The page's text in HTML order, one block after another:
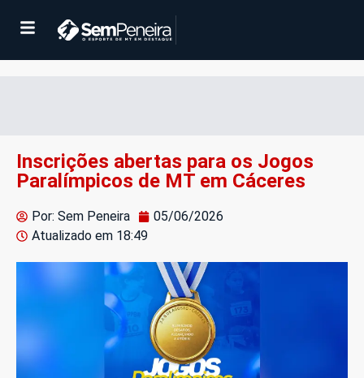
Inscrições abertas para os Jogos
Paralímpicos de MT em Cáceres
Por: Sem Peneira
05/06/2026
Atualizado em 18:49